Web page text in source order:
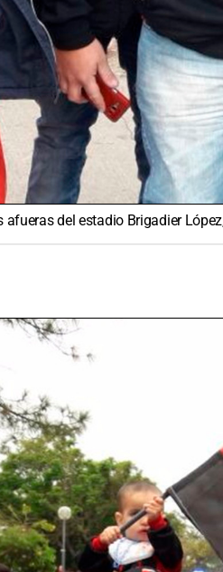
afueras del estadio Brigadier